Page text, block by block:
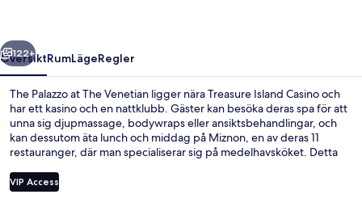
Nästa
122+
ÖversiktRumLägeRegler
The Palazzo at The Venetian ligger nära Treasure Island Casino och
har ett kasino och en nattklubb. Gäster kan besöka deras spa för att
unna sig djupmassage, bodywraps eller ansiktsbehandlingar, och
kan dessutom äta lunch och middag på Miznon, en av deras 11
restauranger, där man specialiserar sig på medelhavsköket. Detta
utomhuspool och en bar/lounge. Andra resenärer uppskattar
poolen och den hjälpsamma personalen. Boendet ligger bara en
VIP Access